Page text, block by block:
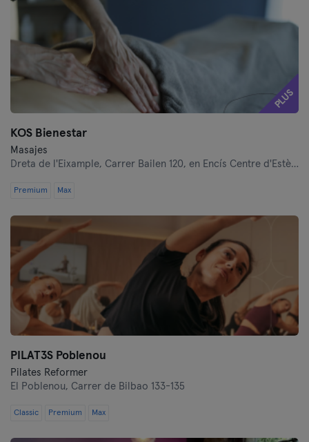
PLUS
KOS Bienestar
Masajes
Dreta de l'Eixample, Carrer Bailen 120, en Encís Centre d'Estètica i Dietètica
Premium Max
PILAT3S Poblenou
Pilates Reformer
El Poblenou, Carrer de Bilbao 133-135
Classic Premium Max